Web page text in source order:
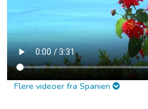
Flere videoer fra Spanien